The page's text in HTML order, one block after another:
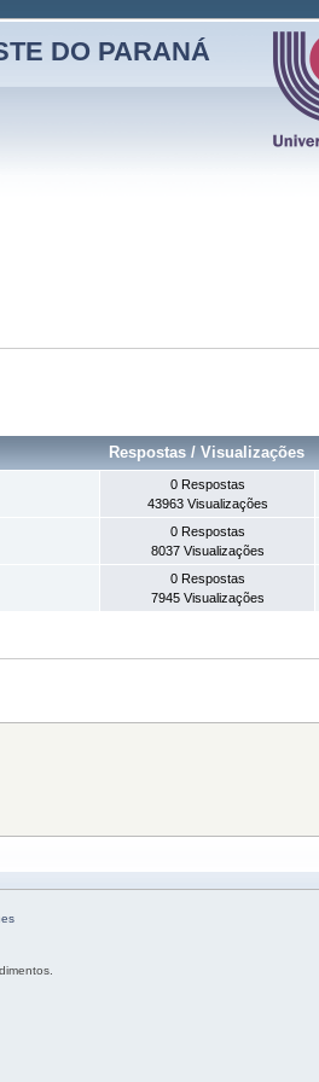
DO PARANÁ
Respostas /Visualizações
0 Respostas
43963 Visualizações
0 Respostas
8037 Visualizações
0 Respostas
7945 Visualizações